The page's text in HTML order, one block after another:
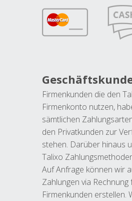
Firmenkunden die den
Firmenkonto nutzen,
sämtlichen
den Privatkunden zur
stehen. Darüber hinaus
Talixo
Auf Anfrage können wir
Zahlungen via
Firmenkunden erstellen.